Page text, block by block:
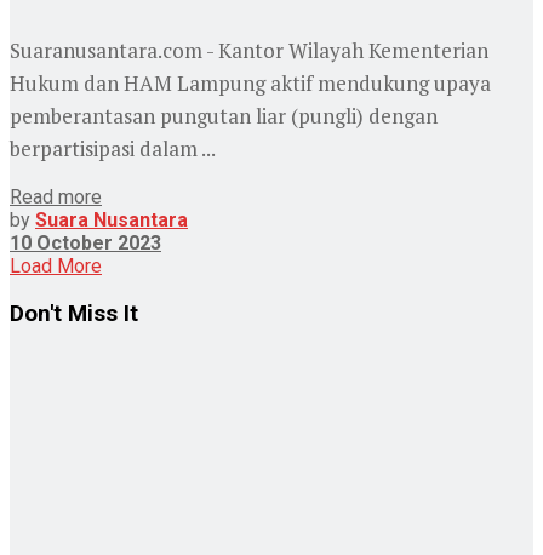
Suaranusantara.com - Kantor Wilayah Kementerian
Hukum dan HAM Lampung aktif mendukung upaya
pemberantasan pungutan liar (pungli) dengan
berpartisipasi dalam ...
Read more
by Suara Nusantara
10 October 2023
Load More
Don't Miss It